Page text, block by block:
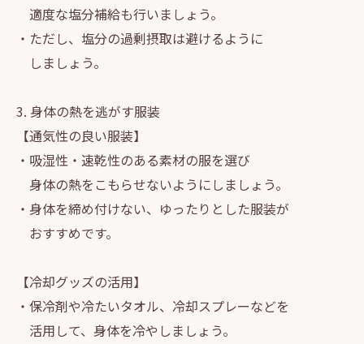
適度な塩分補給も行いましょう。
・ただし、塩分の過剰摂取は避けるように
しましょう。
3. 身体の熱を逃がす服装
【通気性の良い服装】
・吸湿性・速乾性のある素材の服を選び
身体の熱をこもらせないようにしましょう。
・身体を締め付けない、ゆったりとした服装が
おすすめです。
【冷却グッズの活用】
・保冷剤や冷たいタオル、冷却スプレーなどを
活用して、身体を冷やしましょう。